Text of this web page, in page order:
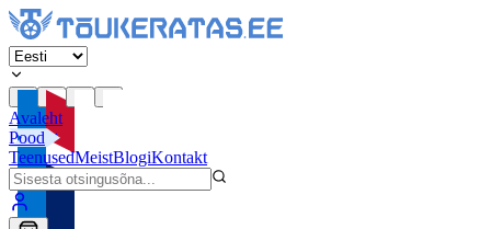
Avaleht
Pood
TeenusedMeistBlogiKontakt